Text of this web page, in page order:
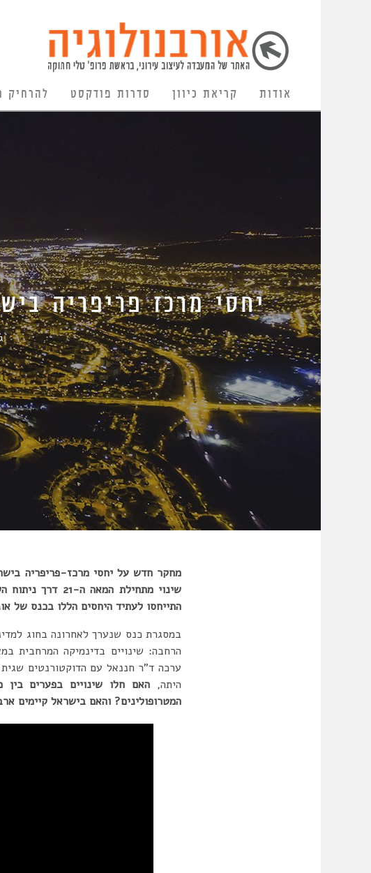
אודות קריאת כיוון סדרות פודקסט להרחיק
יחסי מרכז פריפריה
מחקר חדש על יחסי מרכז-פריפריה
שינוי מתחילת
התייחסו לעתיד היחסים הללו בכנס של
במסגרת כנס שנערך לאחרונה בחוג
ערכה ד”ר חננאל עם הדוקטורנטים
היתה, האם חלו שינויים בפערים
המטרופולינים? והאם בישראל קיימים